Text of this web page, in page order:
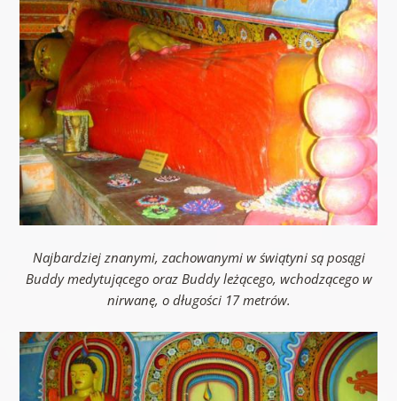
Najbardziej znanymi, zachowanymi w świątyni są posągi
Buddy medytującego oraz Buddy leżącego, wchodzącego w
nirwanę, o długości 17 metrów.